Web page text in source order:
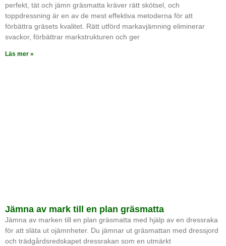
perfekt, tät och jämn gräsmatta kräver rätt skötsel, och
toppdressning är en av de mest effektiva metoderna för att
förbättra gräsets kvalitet. Rätt utförd markavjämning eliminerar
svackor, förbättrar markstrukturen och ger
Läs mer »
Jämna av mark till en plan gräsmatta
Jämna av marken till en plan gräsmatta med hjälp av en dressraka
för att släta ut ojämnheter. Du jämnar ut gräsmattan med dressjord
och trädgårdsredskapet dressrakan som en utmärkt